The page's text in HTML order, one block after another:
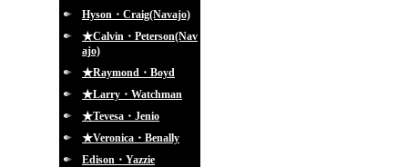
Hyson・Craig(Navajo)
★Calvin・Peterson(Nav
ajo)
★Raymond・Boyd
★Larry・Watchman
★Tevesa・Jenio
★Veronica・Benally
Edison・Yazzie